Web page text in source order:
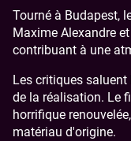
Tourné à Budapest,
Maxime Alexandre
contribuant à une
Les critiques
de la réalisation. Le
horrifique
matériau d'origine.